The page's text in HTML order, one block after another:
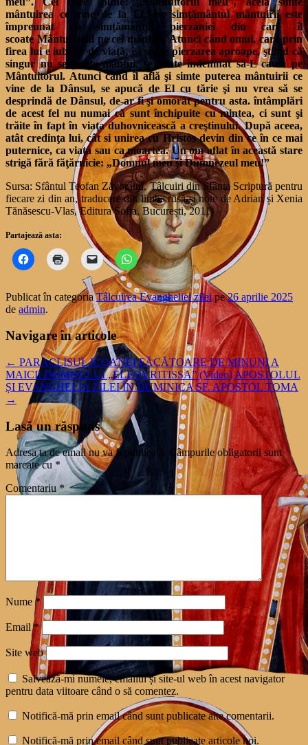
mântuirea ce vine de la El, iar simţământul mântuirii este
împreunat cu simţământul pierzaniei din care îl
scoate Mântuitorul pe cel mântuit. Atunci când omul, care prin
firea lui e iubitor de viaţă, îşi simte pierzarea aproape, ştiind că
singur nu se poate mântui, se simte îndemnat să-L caute pe
Mântuitorul. Atunci când îl află şi simte puterea mântuirii ce
vine de la Dânsul, se apucă de El cu tărie şi nu vrea să se
desprindă de Dânsul, de-ar fi şi omorât pentru asta. întâmplări
de acest fel nu numai că sunt închipuite cu mintea, ci sunt şi
trăite în fapt în viaţa duhovnicească a creştinului. După aceea,
atât credinţa lui, cât si unirea cu Hristos devin din ce în ce mai
puternice, ca viaţa sau ca moartea. Un om aflat în această stare
strigă fără făţărnicie: „Domnul meu şi Dumnezeul meu!”
Sursa: Sfântul Teofan Zăvorâtul, Tâlcuiri din Sfânta Scriptură pentru
fiecare zi din an, traducere din limba rusă și note de Adrian și Xenia
Tănăsescu-Vlas, Editura Sofia, București, 2011)
Partajează asta:
Publicat în categoriaTâlcuirea Evangheliei zileipe26 aprilie 2025
de admin.
Navigare în articole
← PARACLISUL ICOANEI FĂCĂTOARE DE MINUNI A
MAICII DOMNULUI „ELEOVRITISSA” (Video) APOSTOLUL
ȘI EVANGHELIA ZILEI ÎN DUMINICA SF. APOSTOL TOMA
→
Lasă un răspuns
Adresa ta de email nu va fi publicată. Câmpurile obligatorii sunt
marcate cu *
Comentariu *
Nume *
Email*
Site web
Salvează-mi numele, emailul și site-ul web în acest navigator
pentru data viitoare când o să comentez.
Notifică-mă prin email când sunt publicate alte comentarii.
Notifică-mă prin email când sunt publicate articole noi.